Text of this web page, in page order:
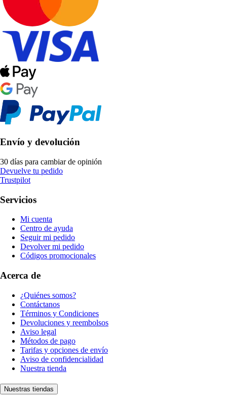
Envío y devolución
30 días para cambiar de opinión
Devuelve tu pedido
Trustpilot
Servicios
Mi cuenta
Centro de ayuda
Seguir mi pedido
Devolver mi pedido
Códigos promocionales
Acerca de
¿Quiénes somos?
Contáctanos
Términos y Condiciones
Devoluciones y reembolsos
Aviso legal
Métodos de pago
Tarifas y opciones de envío
Aviso de confidencialidad
Nuestra tienda
Nuestras tiendas